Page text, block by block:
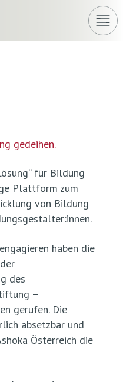
gedeihen.
für Bildung
Plattform zum
von Bildung
haben die
des
–
gerufen. Die
absetzbar und
Österreich die